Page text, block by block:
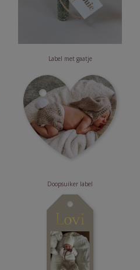
Label met gaatje
Doopsuiker label